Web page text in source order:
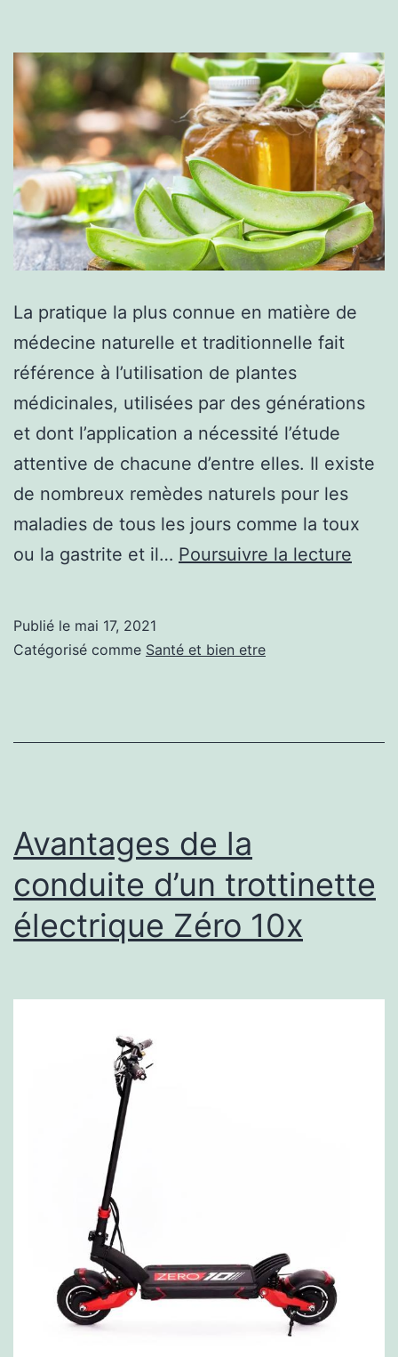
La pratique la plus connue en matière de
médecine naturelle et traditionnelle fait
référence à l’utilisation de plantes
médicinales, utilisées par des générations
et dont l’application a nécessité l’étude
attentive de chacune d’entre elles. Il existe
de nombreux remèdes naturels pour les
maladies de tous les jours comme la toux
ou la gastrite et il… Poursuivre la lecture
Publié le mai 17, 2021
Catégorisé comme Santé et bien etre
Avantages de la
conduite d’un trottinette
électrique Zéro 10x